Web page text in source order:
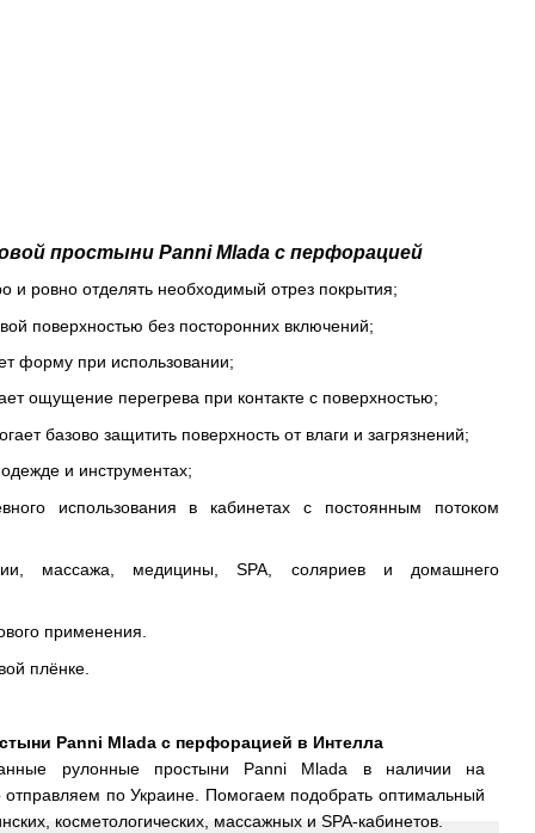
простыни Panni Mlada с перфорацией
и ровно отделять необходимый отрез покрытия;
поверхностью без посторонних включений;
форму при использовании;
ощущение перегрева при контакте с поверхностью;
базово защитить поверхность от влаги и загрязнений;
и инструментах;
использования в кабинетах с постоянным потоком
массажа, медицины, SPA, соляриев и домашнего
применения.
плёнке.
Panni Mlada с перфорацией в Интелла
рулонные простыни Panni Mlada в наличии на
отправляем по Украине. Помогаем подобрать оптимальный
косметологических, массажных и SPA-кабинетов.